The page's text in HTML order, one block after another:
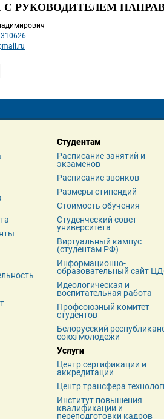
РУКОВОДИТЕЛЕМ
Студентам
Расписание занятий и
экзаменов
Расписание звонков
Размеры стипендий
Стоимость обучения
Студенческий совет
университета
Виртуальный кампус
(студентам РФ)
Информационно-
образовательный сайт
Идеологическая и
воспитательная работа
Профсоюзный комитет
студентов
Белорусский
союз молодежи
Услуги
Центр сертификации и
аккредитации
Центр трансфера
Институт повышения
квалификации и
переподготовки кадров